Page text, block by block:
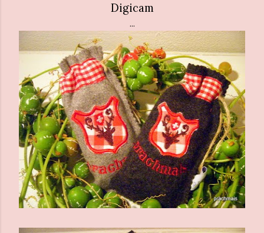
Digicam
...